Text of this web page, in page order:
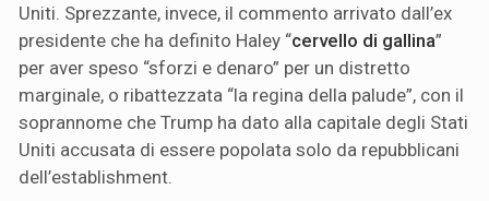
Uniti. Sprezzante, invece, il commento arrivato dall’ex
presidente che ha definito Haley “cervello di gallina”
per aver speso “sforzi e denaro” per un distretto
marginale, o ribattezzata “la regina della palude”, con il
soprannome che Trump ha dato alla capitale degli Stati
Uniti accusata di essere popolata solo da repubblicani
dell’establishment.